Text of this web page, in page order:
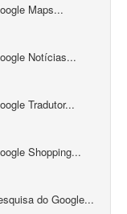
Maps...
Notícias...
Tradutor...
Shopping...
do Google...